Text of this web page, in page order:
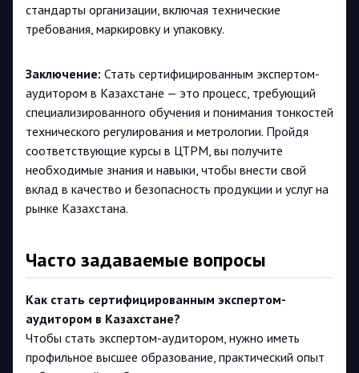
стандарты организации, включая технические
требования, маркировку и упаковку​​.
Заключение: Стать сертифицированным экспертом-
аудитором в Казахстане — это процесс, требующий
специализированного обучения и понимания тонкостей
технического регулирования и метрологии. Пройдя
соответствующие курсы в ЦТРМ, вы получите
необходимые знания и навыки, чтобы внести свой
вклад в качество и безопасность продукции и услуг на
рынке Казахстана.
Часто задаваемые вопросы
Как стать сертифицированным экспертом-
аудитором в Казахстане?
Чтобы стать экспертом-аудитором, нужно иметь
профильное высшее образование, практический опыт